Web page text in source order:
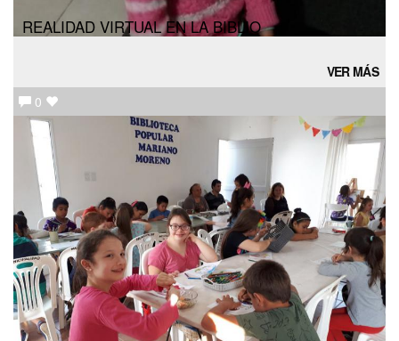
REALIDAD VIRTUAL EN LA BIBLIO
VER MÁS
0